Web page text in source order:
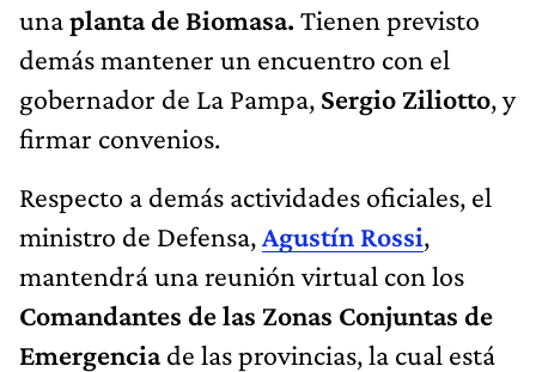
unaplanta de Biomasa. Tienen previsto
demás mantener un encuentro con el
gobernador de La Pampa, Sergio Ziliotto, y
firmar convenios.
Respecto a demás actividades oficiales, el
ministro de Defensa,Agustín Rossi,
mantendrá una reunión virtual con los
Comandantes de las Zonas Conjuntas de
Emergenciade las provincias, la cual está